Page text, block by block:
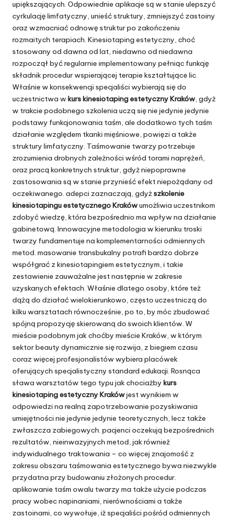
upiększających. Odpowiednie aplikacje są w stanie ulepszyć
cyrkulację limfatyczny, unieść struktury, zmniejszyć zastoiny
oraz wzmacniać odnowę struktur po zakończeniu
rozmaitych terapiach. Kinesiotaping estetyczny, choć
stosowany od dawna od lat, niedawno od niedawna
rozpoczął być regularnie implementowany pełniąc funkcję
składnik procedur wspierającej terapie kształtujące lic.
Właśnie w konsekwencji specjaliści wybierają się do
uczestnictwa wkurs kinesiotaping estetyczny Kraków, gdyż
w trakcie podobnego szkolenia uczą się nie jedynie jedynie
podstawy funkcjonowania taśm, ale dodatkowo tych taśm
działanie względem tkanki mięśniowe, powięzi a także
struktury limfatyczny. Taśmowanie twarzy potrzebuje
zrozumienia drobnych zależności wśród torami naprężeń,
oraz pracą konkretnych struktur, gdyż niepoprawne
zastosowania są w stanie przynieść efekt niepożądany od
oczekiwanego. adepci zaznaczają, gdyższkolenie
kinesiotapingu estetycznego Krakówumożliwia uczestnikom
zdobyć wiedzę, która bezpośrednio ma wpływ na działanie
gabinetową. Innowacyjne metodologia w kierunku troski
twarzy fundamentuje na komplementarności odmiennych
metod. masowanie transbukalny potrafi bardzo dobrze
współgrać z kinesiotapingiem estetycznym, i takie
zestawienie zauważalne jest następnie w zakresie
uzyskanych efektach. Właśnie dlatego osoby, które też
dążą do działać wielokierunkowo, często uczestniczą do
kilku warsztatach równocześnie, po to, by móc zbudować
spójną propozycję skierowaną do swoich klientów. W
mieście podobnym jak choćby mieście Kraków, w którym
sektor beauty dynamicznie się rozwija, z biegiem czasu
coraz więcej profesjonalistów wybiera placówek
oferujących specjalistyczny standard edukacji. Rosnąca
sława warsztatów tego typu jak chociażby kurs
kinesiotaping estetyczny Krakówjest wynikiem w
odpowiedzi na realną zapotrzebowanie pozyskiwania
umiejętności nie jedynie jedynie teoretycznych, lecz także
zwłaszcza zabiegowych. pacjenci oczekują bezpośrednich
rezultatów, nieinwazyjnych metod, jak również
indywidualnego traktowania – co więcej znajomość z
zakresu obszaru taśmowania estetycznego bywa niezwykle
przydatna przy budowaniu złożonych procedur.
aplikowanie taśm owalu twarzy ma także użycie podczas
pracy wobec napinaniami, nierównościami a także
zastoinami, co wywołuje, iż specjaliści pośród odmiennych